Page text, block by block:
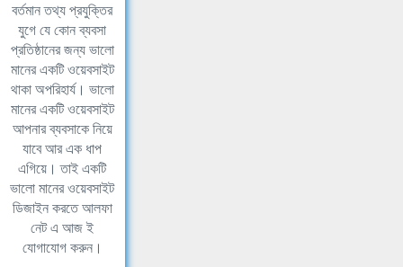
বর্তমান তথ্য প্রযুক্তির
যুগে যে কোন ব্যবসা
প্রতিষ্ঠানের জন্য ভালো
মানের একটি ওয়েবসাইট
থাকা অপরিহার্য। ভালো
মানের একটি ওয়েবসাইট
আপনার ব্যবসাকে নিয়ে
যাবে আর এক ধাপ
এগিয়ে। তাই একটি
ভালো মানের ওয়েবসাইট
ডিজাইন করতে আলফা
নেট এ আজ ই
যোগাযোগ করুন।